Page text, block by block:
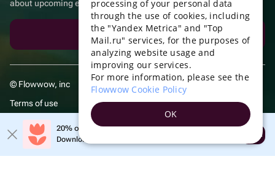
about upcoming events
Download the app
© Flowwow, inc
Terms of use
Privacy policy20% off your first order!
Download the app & get your promo
Open
UKRAINIAN
PORTUGUESE
SPANISH
TURKISH
GERMAN
processing of your personal data
through the use of cookies, including
the "Yandex Metrica" and "Top
Mail.ru" services, for the purposes of
analyzing website usage and
improving our services.
For more information, please see the
Flowwow Cookie Policy
OK